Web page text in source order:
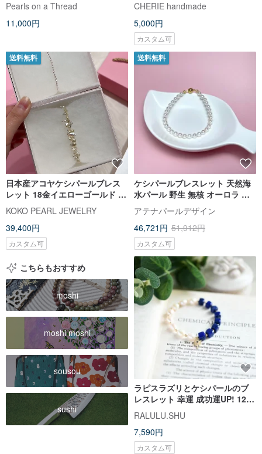
Pearls on a Thread
11,000円
サイズ調整無料
CHERIE handmade
5,000円
カスタム可
送料無料
日本産アコヤケシパールブレス
レット 18金イエローゴールド 日
本直送 香檳色Akoya Keshi野生
無核珍珠手鍊 18k黃金
KOKO PEARL JEWELRY
39,400円
カスタム可
送料無料
ケシパールブレスレット 天然海
水パール 野生 無核 オーロラ 虹
色 マグネット
アテナパールデザイン
46,721円 51,912円
カスタム可
こちらもおすすめ
moshi
moshi moshi
sousou
sushi
ラピスラズリとケシパールのブ
レスレット 幸運 成功運UP! 12月
の誕生石
RALULU.SHU
7,590円
カスタム可